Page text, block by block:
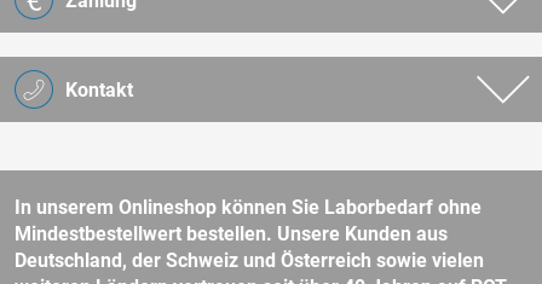
Kontakt
In unserem Onlineshop können Sie Laborbedarf ohne
Mindestbestellwert bestellen. Unsere Kunden aus
Deutschland, der Schweiz und Österreich sowie vielen